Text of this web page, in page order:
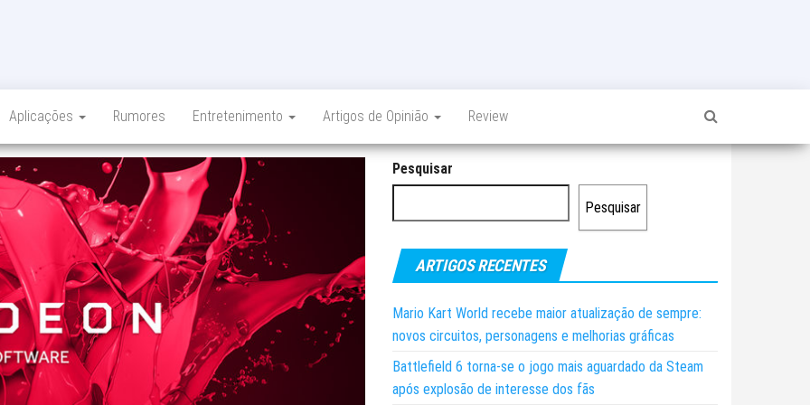
Aplicações Rumores Entretenimento Artigos de Opinião Review
Pesquisar
Pesquisar
ARTIGOS RECENTES
Mario Kart World recebe maior atualização de sempre:
novos circuitos, personagens e melhorias gráficas
Battlefield 6 torna-se o jogo mais aguardado da Steam
após explosão de interesse dos fãs